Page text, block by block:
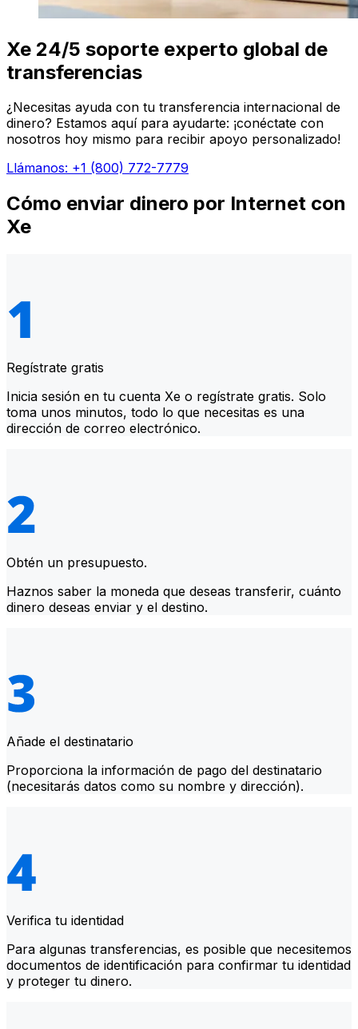
Xe 24/5 soporte experto global de
transferencias
¿Necesitas ayuda con tu transferencia internacional de
dinero? Estamos aquí para ayudarte: ¡conéctate con
nosotros hoy mismo para recibir apoyo personalizado!
Llámanos: +1 (800) 772-7779
Cómo enviar dinero por Internet con
Xe
Regístrate gratis
Inicia sesión en tu cuenta Xe o regístrate gratis. Solo
toma unos minutos, todo lo que necesitas es una
dirección de correo electrónico.
Obtén un presupuesto.
Haznos saber la moneda que deseas transferir, cuánto
dinero deseas enviar y el destino.
Añade el destinatario
Proporciona la información de pago del destinatario
(necesitarás datos como su nombre y dirección).
Verifica tu identidad
Para algunas transferencias, es posible que necesitemos
documentos de identificación para confirmar tu identidad
y proteger tu dinero.